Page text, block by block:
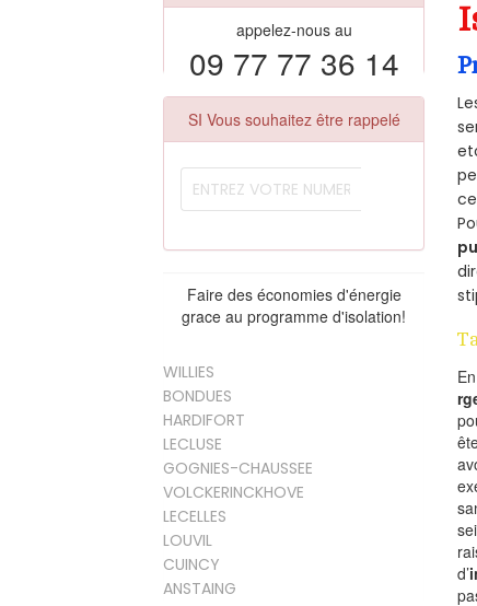
appelez-nous au
09 77 77 36 14
SI Vous souhaitez être rappelé
Faire des économies d'énergie
grace au programme d'isolation!
WILLIES
BONDUES
HARDIFORT
LECLUSE
GOGNIES-CHAUSSEE
VOLCKERINCKHOVE
LECELLES
LOUVIL
CUINCY
ANSTAING
d’